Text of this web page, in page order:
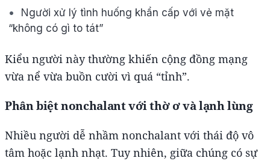
Người xử lý tình huống khẩn cấp với vẻ mặt
“không có gì to tát”
Kiểu người này thường khiến cộng đồng mạng
vừa nể vừa buồn cười vì quá “tỉnh”.
Phân biệt nonchalant với thờ ơ và lạnh lùng
Nhiều người dễ nhầm nonchalant với thái độ vô
tâm hoặc lạnh nhạt. Tuy nhiên, giữa chúng có sự